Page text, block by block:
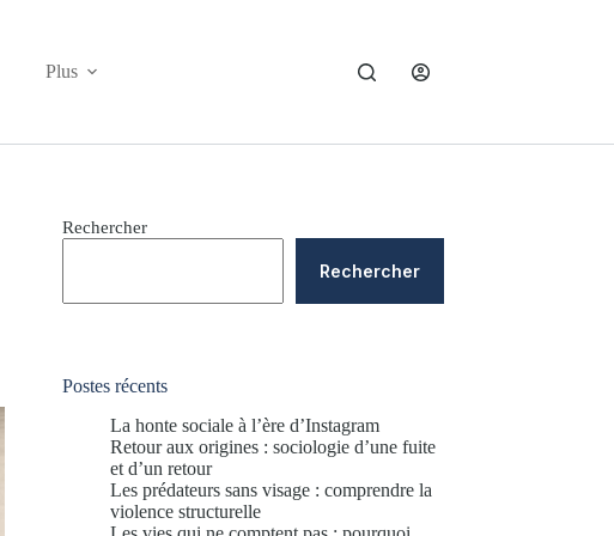
Plus
Rechercher
Rechercher
Postes récents
La honte sociale à l’ère d’Instagram
Retour aux origines : sociologie d’une fuite
et d’un retour
Les prédateurs sans visage : comprendre la
violence structurelle